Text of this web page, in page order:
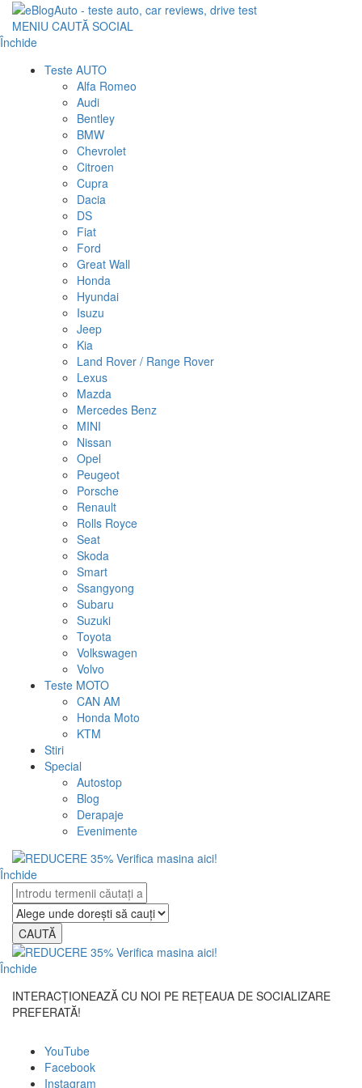
MENIU CAUTĂ SOCIAL
Închide
Teste AUTO
Alfa Romeo
Audi
Bentley
BMW
Chevrolet
Citroen
Cupra
Dacia
DS
Fiat
Ford
Great Wall
Honda
Hyundai
Isuzu
Jeep
Kia
Land Rover / Range Rover
Lexus
Mazda
Mercedes Benz
MINI
Nissan
Opel
Peugeot
Porsche
Renault
Rolls Royce
Seat
Skoda
Smart
Ssangyong
Subaru
Suzuki
Toyota
Volkswagen
Volvo
Teste MOTO
CAN AM
Honda Moto
KTM
Stiri
Special
Autostop
Blog
Derapaje
Evenimente
Închide
CAUTĂ
Închide
INTERACȚIONEAZĂ CU NOI PE REȚEAUA DE SOCIALIZARE
PREFERATĂ!
YouTube
Facebook
Instagram